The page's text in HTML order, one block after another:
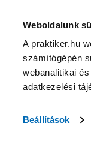
Weboldalunk
A praktiker.hu
számítógépén
webanalitikai
adatkezelési
Beállítások